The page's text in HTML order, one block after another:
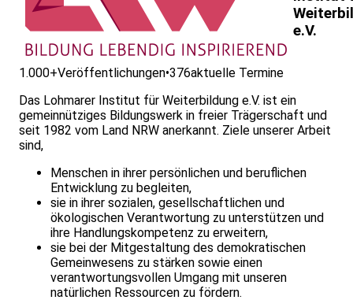
e.V.
1.000+Veröffentlichungen•376aktuelle Termine
Das Lohmarer Institut für Weiterbildung e.V. ist ein
gemeinnütziges Bildungswerk in freier Trägerschaft und
seit 1982 vom Land NRW anerkannt. Ziele unserer Arbeit
sind,
Menschen in ihrer persönlichen und beruflichen
Entwicklung zu begleiten,
sie in ihrer sozialen, gesellschaftlichen und
ökologischen Verantwortung zu unterstützen und
ihre Handlungskompetenz zu erweitern,
sie bei der Mitgestaltung des demokratischen
Gemeinwesens zu stärken sowie einen
verantwortungsvollen Umgang mit unseren
natürlichen Ressourcen zu fördern.